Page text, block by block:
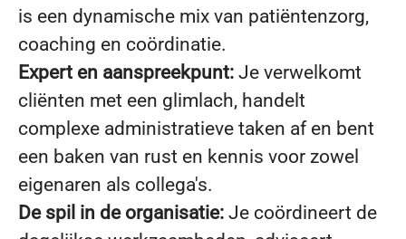
is een dynamische mix van patiëntenzorg,
coaching en coördinatie.
Expert en aanspreekpunt: Je verwelkomt
cliënten met een glimlach, handelt
complexe administratieve taken af en bent
een baken van rust en kennis voor zowel
eigenaren als collega's.
De spil in de organisatie: Je coördineert de